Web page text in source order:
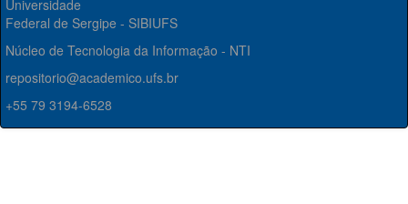
Universidade
Federal de Sergipe - SIBIUFS
Núcleo de Tecnologia da Informação - NTI
repositorio@academico.ufs.br
+55 79 3194-6528